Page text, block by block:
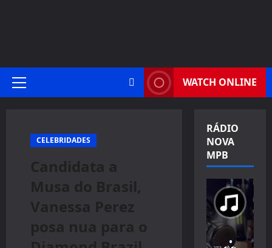
Primary
WATCH ONLINE
CELEBRIDADES
Candidata a
Musa do Brasil,
Vanessa Perez
posa nua para o
RÁDIO
NOVA
MPB